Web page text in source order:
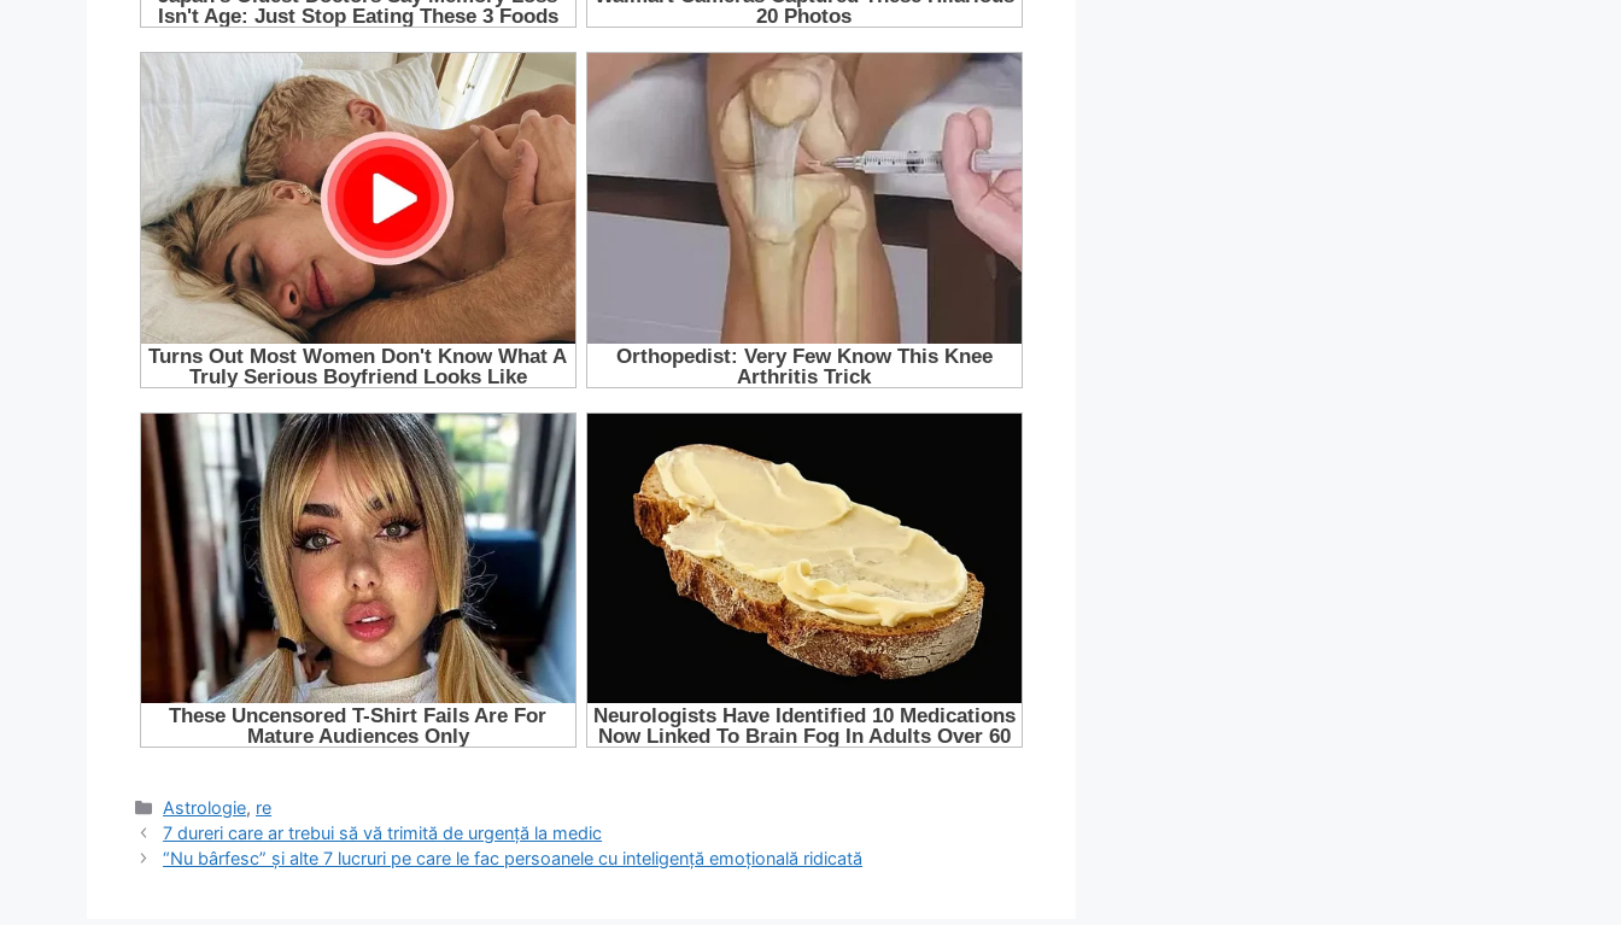
Categorii
Astrologie, re
7 dureri care ar trebui să vă trimită de urgenţă la medic
“Nu bârfesc” și alte 7 lucruri pe care le fac persoanele cu inteligență emoțională ridicată